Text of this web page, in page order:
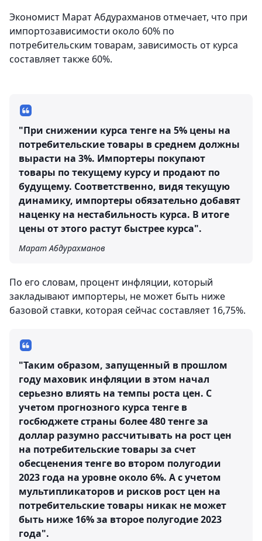
Экономист Марат Абдурахманов отмечает, что при
импортозависимости около 60% по
потребительским товарам, зависимость от курса
составляет также 60%.
"При снижении курса тенге на 5% цены на
потребительские товары в среднем должны
вырасти на 3%. Импортеры покупают
товары по текущему курсу и продают по
будущему. Соответственно, видя текущую
динамику, импортеры обязательно добавят
наценку на нестабильность курса. В итоге
цены от этого растут быстрее курса".
Марат Абдурахманов
По его словам, процент инфляции, который
закладывают импортеры, не может быть ниже
базовой ставки, которая сейчас составляет 16,75%.
"Таким образом, запущенный в прошлом
году маховик инфляции в этом начал
серьезно влиять на темпы роста цен. С
учетом прогнозного курса тенге в
госбюджете страны более 480 тенге за
доллар разумно рассчитывать на рост цен
на потребительские товары за счет
обесценения тенге во втором полугодии
2023 года на уровне около 6%. А с учетом
мультипликаторов и рисков рост цен на
потребительские товары никак не может
быть ниже 16% за второе полугодие 2023
года".